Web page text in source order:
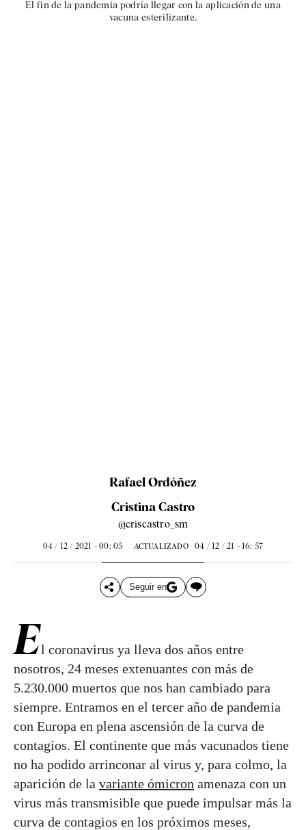
El fin de la pandemia podría llegar con la aplicación de una
vacuna esterilizante.
Rafael Ordóñez
Cristina Castro
@criscastro_sm
04 / 12 / 2021 - 00: 05 ACTUALIZADO 04 / 12 / 21 - 16: 57
Seguir en
El coronavirus ya lleva dos años entre
nosotros, 24 meses extenuantes con más de
5.230.000 muertos que nos han cambiado para
siempre. Entramos en el tercer año de pandemia
con Europa en plena ascensión de la curva de
contagios. El continente que más vacunados tiene
no ha podido arrinconar al virus y, para colmo, la
aparición de la variante ómicron amenaza con un
virus más transmisible que puede impulsar más la
curva de contagios en los próximos meses,